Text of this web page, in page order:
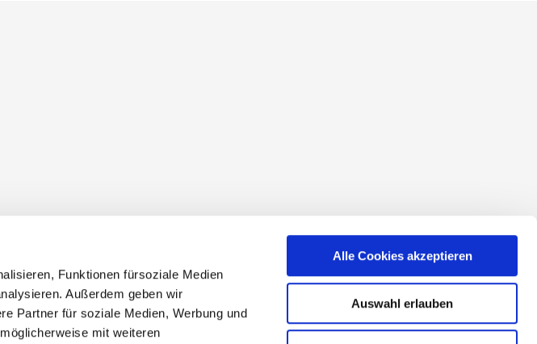
Funktionen fürsoziale Medien
Außerdem geben wir
Partner für soziale Medien, Werbung und
mit weiteren
Alle Cookies akzeptieren
Auswahl erlauben